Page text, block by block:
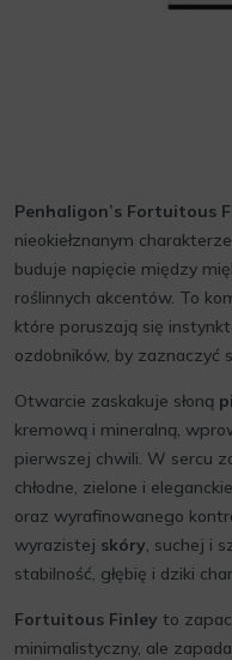
Penhaligon’s Fortuitous
nieokiełznanym
buduje napięcie między
roślinnych akcentów. To
które poruszają się
ozdobników, by zaznaczyć
Otwarcie zaskakuje słoną
kremową i mineralną,
pierwszej chwili. W sercu
chłodne, zielone i
oraz wyrafinowanego
wyrazistej skóry, suchej i
stabilność, głębię i dziki
Fortuitous Finley to
minimalistyczny, ale